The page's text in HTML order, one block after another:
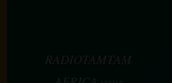
RADIOTAMTAM